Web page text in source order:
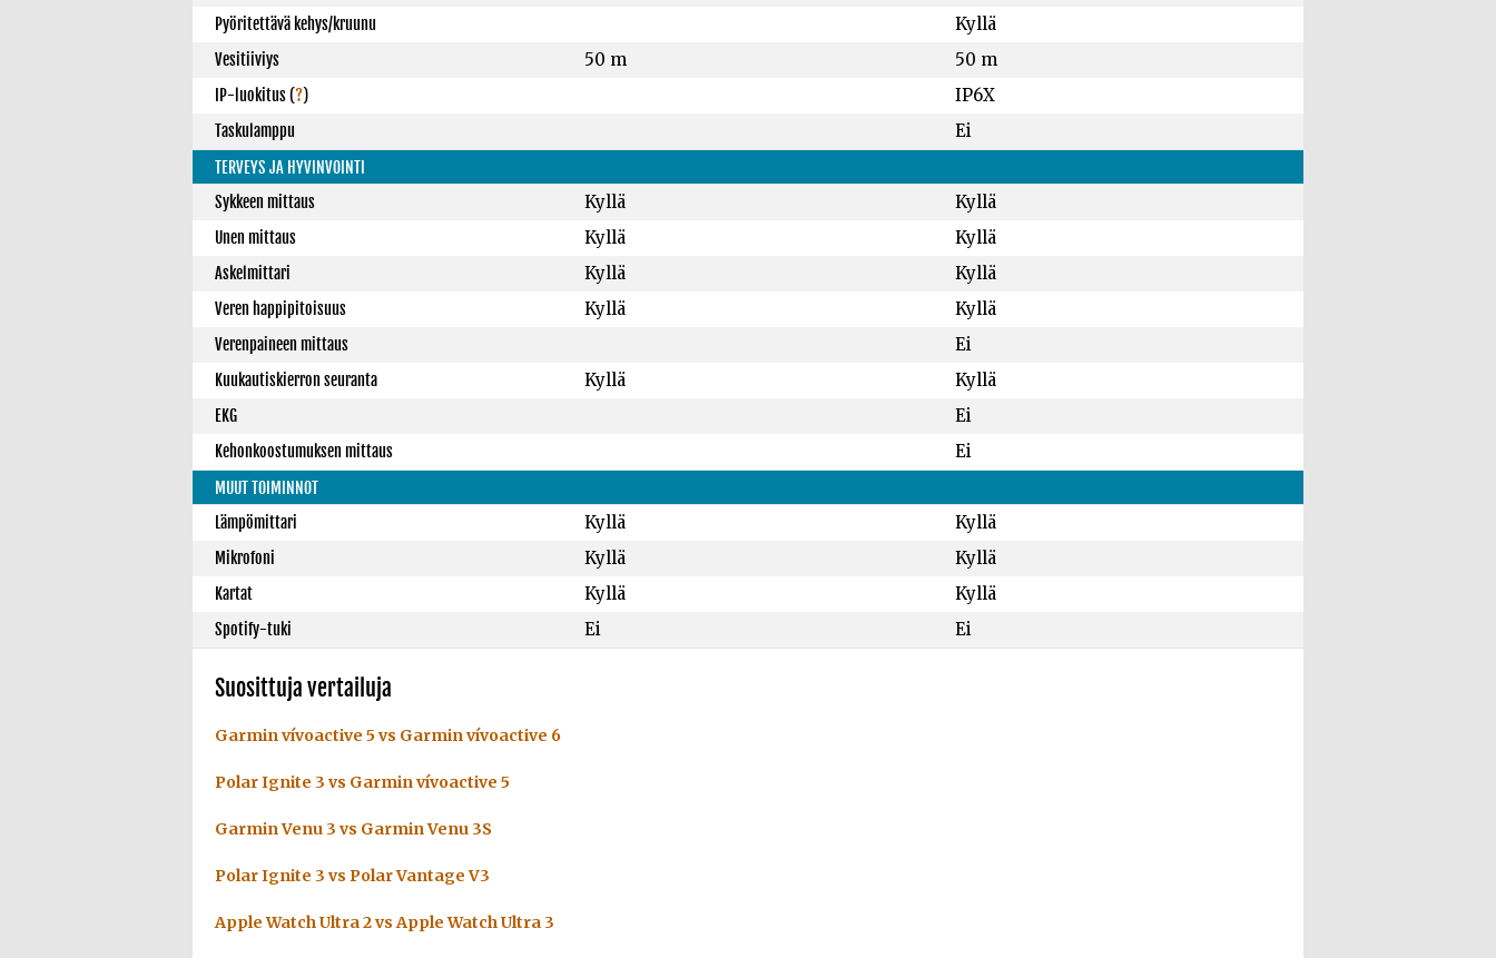
Pyöritettävä kehys/kruunu Kyllä
Vesitiiviys 50 m 50 m
IP-luokitus(?) IP6X
Taskulamppu Ei
TERVEYS JA HYVINVOINTI
Sykkeen mittaus
Kyllä Kyllä
Unen mittaus Kyllä Kyllä
Askelmittari Kyllä Kyllä
Veren happipitoisuus Kyllä Kyllä
Verenpaineen mittaus Ei
Kuukautiskierron seuranta Kyllä Kyllä
EKG Ei
Kehonkoostumuksen mittaus Ei
MUUT TOIMINNOT
Lämpömittari
Kyllä Kyllä
Mikrofoni Kyllä Kyllä
Kartat Kyllä Kyllä
Spotify-tuki Ei Ei
Suosittuja vertailuja
Garmin vívoactive 5 vs Garmin vívoactive 6
Polar Ignite 3 vs Garmin vívoactive 5
Garmin Venu 3 vs Garmin Venu 3S
Polar Ignite 3 vs Polar Vantage V3
Apple Watch Ultra 2 vs Apple Watch Ultra 3